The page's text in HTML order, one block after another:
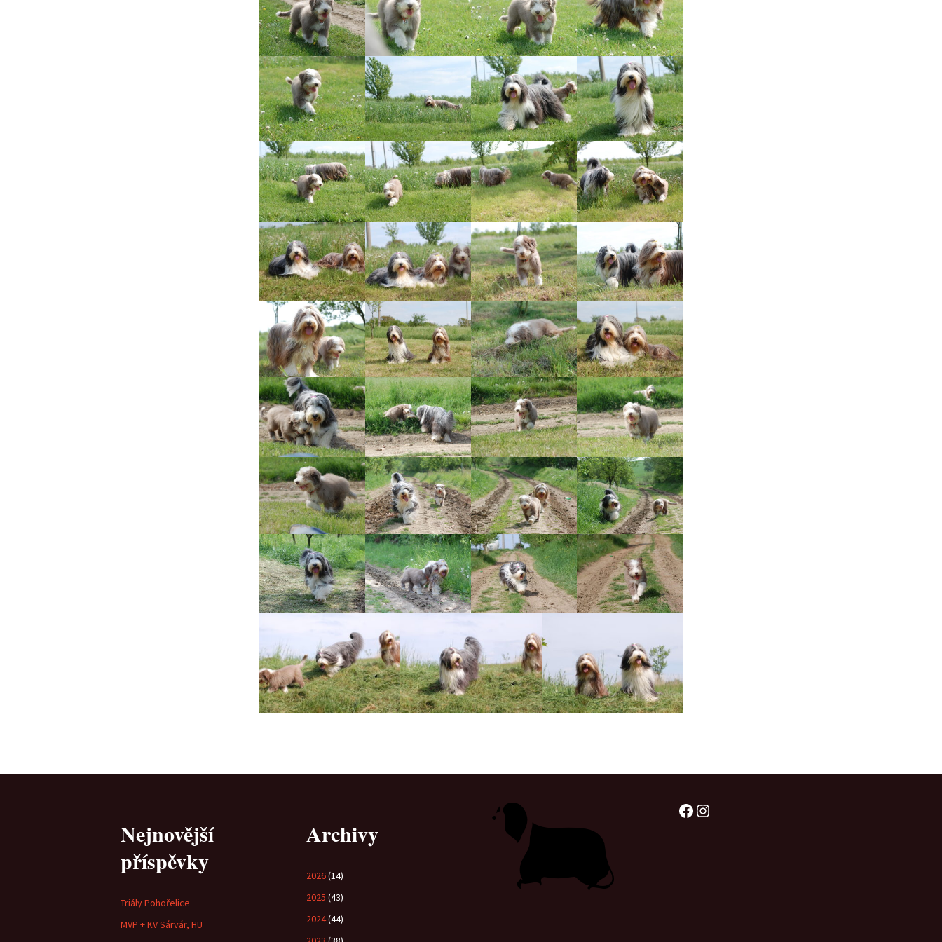
Vrh „L“
Vrh „K“
Vrh „J“
Vrh „I“
Vrh „H“ – externí vrh
Vrh „G“
Vrh „F“
Vrh „E“
Vrh „D“
Vrh „C“
Vrh „B“
Vrh „A“
Jon Snow
Iowerth
Fercart Cidaris
Štěňátka Štěňátka „P“
štěňátka „O“
štěňátka „N“
štěňátka „M“
štěňátka „L“
štěňátka „K“
štěňátka „J“
štěňátka „I“
štěňátka „H“
štěňátka „G“
štěňátka „F“
štěňátka „E“
štěňátka „D“
štěňátka „C“
štěňátka „B“
Tabulka dědičnosti barev
Bearded collie a DLK
Bearded collie a CEA
Progresivní retinální
atrofie a bearded collie
Nejnovější
příspěvky
Triály Pohořelice
MVP + KV Sárvár, HU
Archivy
2026(14)
2025 (43)
2024(44)
Facebook
Instagram